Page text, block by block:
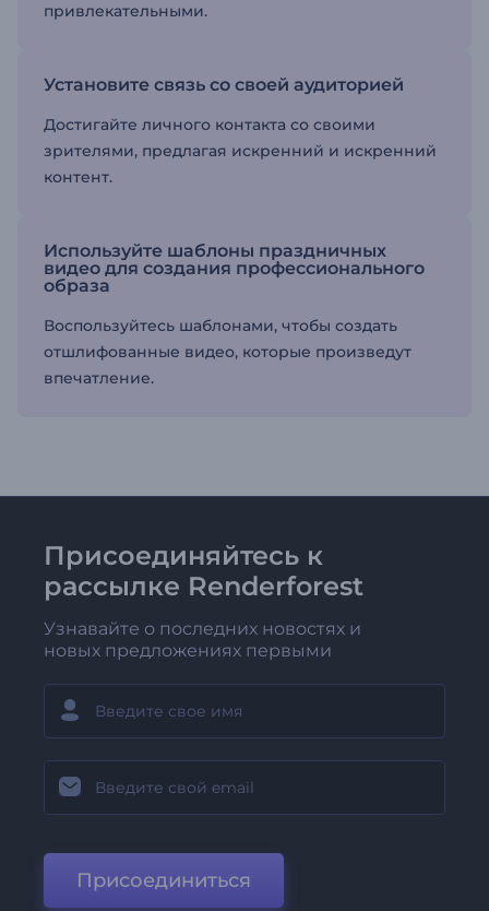
привлекательными.
Установите связь со своей аудиторией
Достигайте личного контакта со своими
зрителями, предлагая искренний и искренний
контент.
Используйте шаблоны праздничных
видео для создания профессионального
образа
Воспользуйтесь шаблонами, чтобы создать
отшлифованные видео, которые произведут
впечатление.
Присоединяйтесь к
рассылке Renderforest
Узнавайте о последних новостях и
новых предложениях первыми
Присоединиться